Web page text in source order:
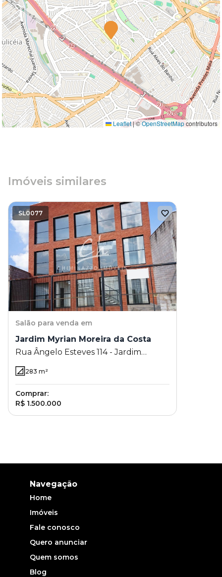
Leaflet|©OpenStreetMapcontributors
Imóveis similares
SL0077
Salão para venda em
Jardim Myrian Moreira da Costa
Rua Ângelo Esteves 114 - Jardim
Myrian Moreira da Costa - Campinas -
SP283 m²
Comprar:
R$ 1.500.000
Navegação
Home
Imóveis
Fale conosco
Quero anunciar
Quem somos
Blog